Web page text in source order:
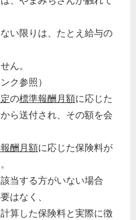
い限りは、たとえ給与の
ん。
ク参照）
の標準報酬月額に応じた
ら送付され、その額を会
酬月額に応じた保険料が
当する方がいない場合
はなく、
算した保険料と実際に徴